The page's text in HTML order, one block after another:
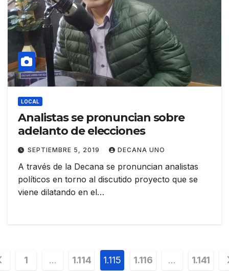
LOCAL
Analistas se pronuncian sobre
adelanto de elecciones
SEPTIEMBRE 5, 2019 DECANA UNO
A través de la Decana se pronuncian analistas
políticos en torno al discutido proyecto que se
viene dilatando en el…
1 … 1.114 1.115 1.116 … 1.141